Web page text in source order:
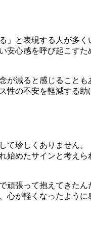
」と表現する人が多く
心感を呼び起こす
が減ると感じることも
の不安を軽減する
て珍しくありません。
めたサインと考え
張って抱えてきたん
が軽くなったよう